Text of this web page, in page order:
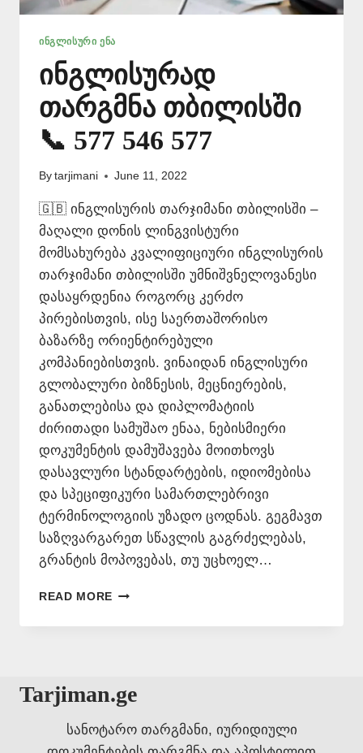
ᲘᲜᲒᲚᲘᲡᲣᲠᲘ ᲔᲜᲐ
ინგლისურად
თარგმნა თბილისში
📞 577 546 577
By tarjimani June 11, 2022
🇬🇧 ინგლისურის თარჯიმანი თბილისში –
მაღალი დონის ლინგვისტური
მომსახურება კვალიფიციური ინგლისურის
თარჯიმანი თბილისში უმნიშვნელოვანესი
დასაყრდენია როგორც კერძო
პირებისთვის, ისე საერთაშორისო
ბაზარზე ორიენტირებული
კომპანიებისთვის. ვინაიდან ინგლისური
გლობალური ბიზნესის, მეცნიერების,
განათლებისა და დიპლომატიის
ძირითადი სამუშაო ენაა, ნებისმიერი
დოკუმენტის დამუშავება მოითხოვს
დასავლური სტანდარტების, იდიომებისა
და სპეციფიკური სამართლებრივი
ტერმინოლოგიის უზადო ცოდნას. გეგმავთ
საზღვარგარეთ სწავლის გაგრძელებას,
გრანტის მოპოვებას, თუ უცხოელ…
READ MORE ᲘᲜᲒᲚᲘᲡᲣᲠᲐᲓ
ᲗᲑᲘᲚᲘᲡᲨᲘ
577
Tarjiman.ge
სანოტარო თარგმანი, იურიდიული